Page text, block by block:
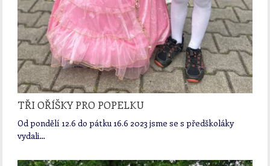
TŘI OŘÍŠKY PRO POPELKU
Od pondělí 12.6 do pátku 16.6 2023 jsme se s předškoláky
vydali…